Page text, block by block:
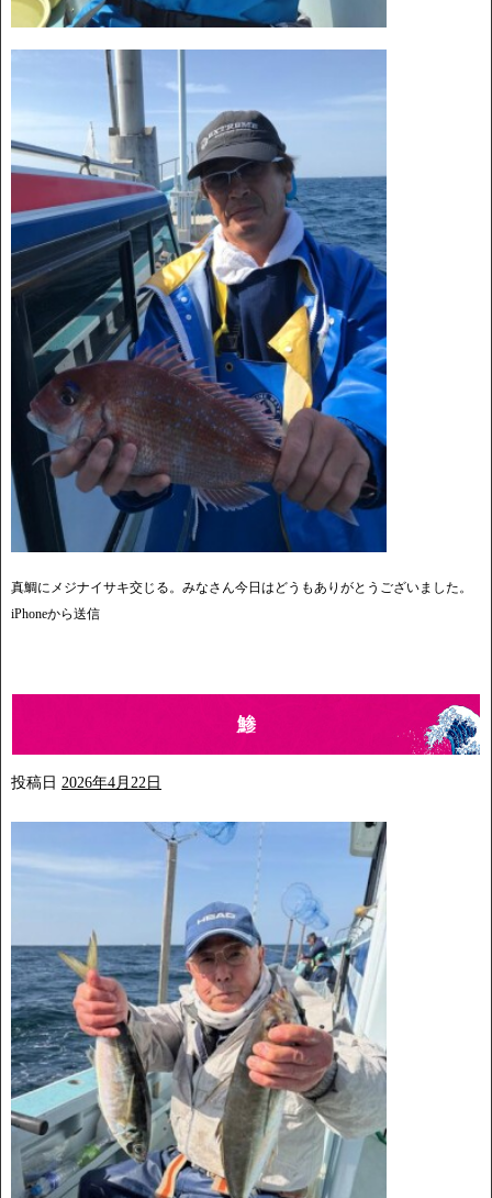
真鯛にメジナイサキ交じる。みなさん今日はどうもありがとうございました。
iPhoneから送信
鯵
投稿日 2026年4月22日